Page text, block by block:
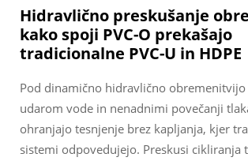
Hidravlično preskušanje
kako spoji PVC-O prekašajo
tradicionalne PVC-U in HDPE
Pod dinamično hidravlično
udarom vode in nenadnimi povečanji
ohranjajo tesnjenje brez kapljanja, kjer
sistemi odpovedujejo. Preskusi cikliranja